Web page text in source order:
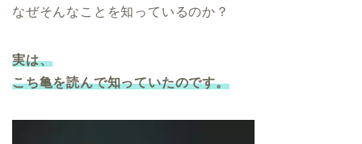
なぜそんなことを知っているのか？
実は、
こち亀を読んで知っていたのです。